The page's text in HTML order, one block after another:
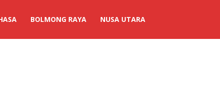
BOLMONG RAYA NUSA UTARA